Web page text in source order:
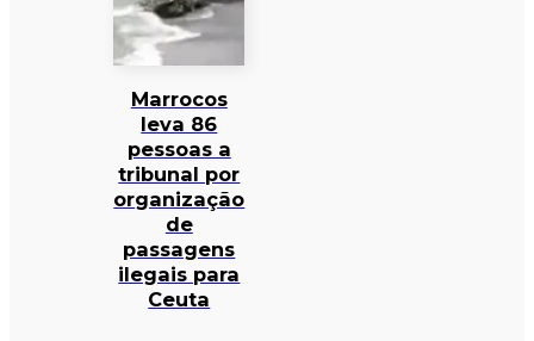
Marrocos
leva 86
pessoas a
tribunal por
organização
de
passagens
ilegais para
Ceuta